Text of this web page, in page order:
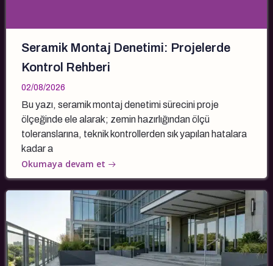
Seramik Montaj Denetimi: Projelerde
Kontrol Rehberi
02/08/2026
Bu yazı, seramik montaj denetimi sürecini proje
ölçeğinde ele alarak; zemin hazırlığından ölçü
toleranslarına, teknik kontrollerden sık yapılan hatalara
kadar a
Okumaya devam et